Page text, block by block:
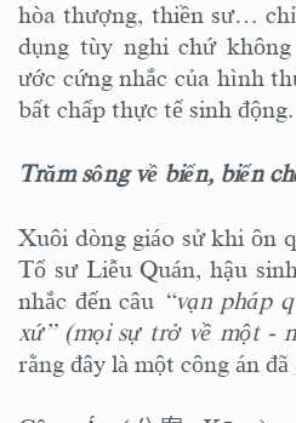
hòa thượng, thiền sư…
dụng tùy nghi chứ
ước cứng nhắc của hình
bất chấp thực tế sinh động.
Trăm sông về biển, biển
Xuôi dòng giáo sử khi ôn
Tổ sư Liễu Quán, hậu
nhắc đến câu “vạn pháp
xứ” (mọi sự trở về một -
rằng đây là một công án